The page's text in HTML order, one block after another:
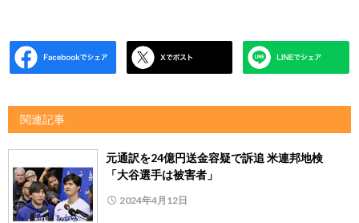
関連記事
元通訳を24億円送金容疑で訴追 米連邦地検
「大谷選手は被害者」
2024年4月12日